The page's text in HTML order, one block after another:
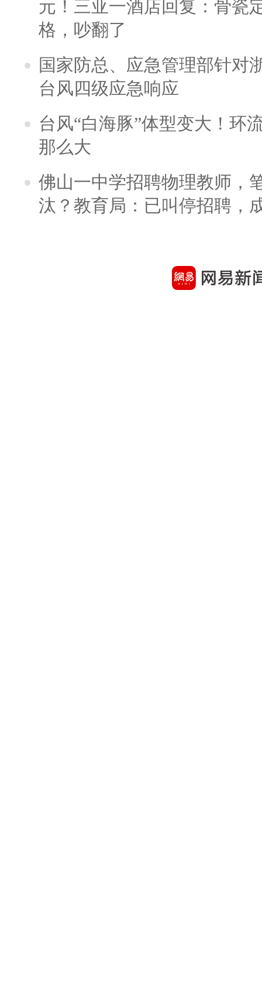
元！三亚一酒店回复：骨瓷
格，吵翻了
国家防总、应急管理部针对
台风四级应急响应
台风“白海豚”体型变大！环
那么大
佛山一中学招聘物理教师，
汰？教育局：已叫停招聘，